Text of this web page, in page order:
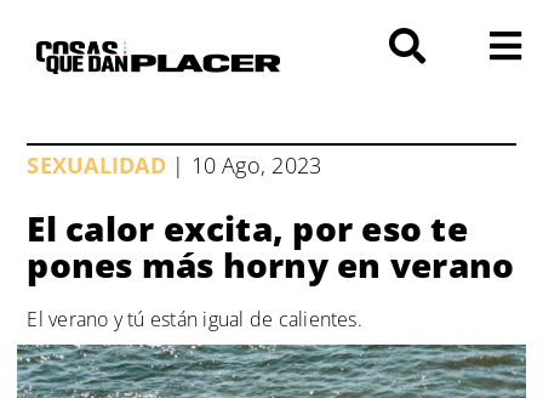
contenido
SEXUALIDAD| 10 Ago, 2023
El calor excita, por eso te
pones más horny en verano
El verano y tú están igual de calientes.